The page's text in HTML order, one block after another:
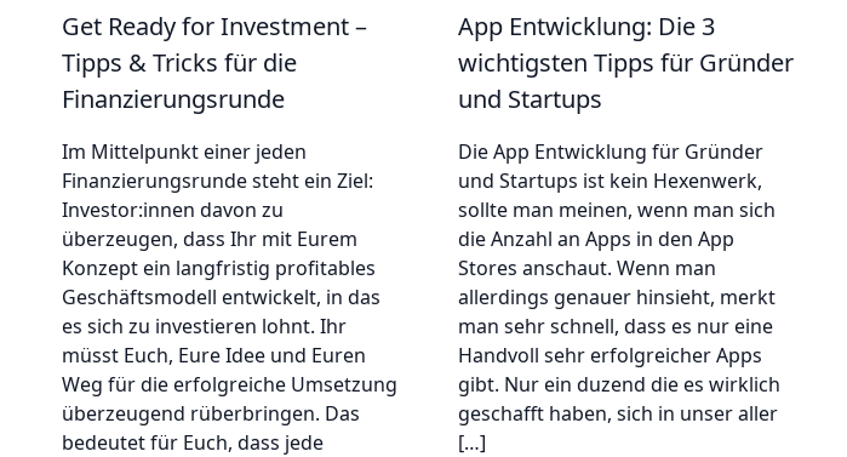
Get Ready for Investment –
Tipps & Tricks für die
Finanzierungsrunde
Im Mittelpunkt einer jeden
Finanzierungsrunde steht ein Ziel:
Investor:innen davon zu
überzeugen, dass Ihr mit Eurem
Konzept ein langfristig profitables
Geschäftsmodell entwickelt, in das
es sich zu investieren lohnt. Ihr
müsst Euch, Eure Idee und Euren
Weg für die erfolgreiche Umsetzung
überzeugend rüberbringen. Das
bedeutet für Euch, dass jede
App Entwicklung: Die 3
wichtigsten Tipps für Gründer
und Startups
Die App Entwicklung für Gründer
und Startups ist kein Hexenwerk,
sollte man meinen, wenn man sich
die Anzahl an Apps in den App
Stores anschaut. Wenn man
allerdings genauer hinsieht, merkt
man sehr schnell, dass es nur eine
Handvoll sehr erfolgreicher Apps
gibt. Nur ein duzend die es wirklich
geschafft haben, sich in unser aller
[…]